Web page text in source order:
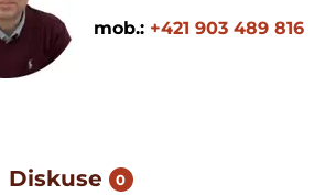
mob.: +421 903 489 816
Diskuse 0